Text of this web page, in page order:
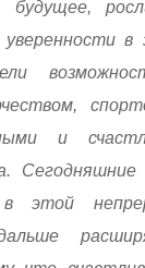
в
и
этой